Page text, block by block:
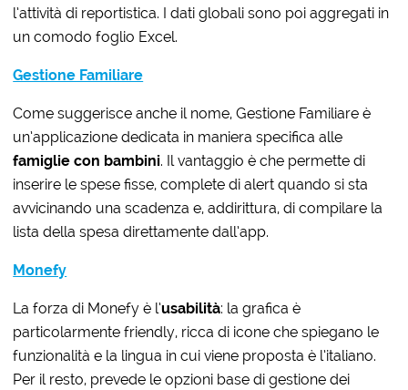
l’attività di reportistica. I dati globali sono poi aggregati in
un comodo foglio Excel.
Gestione Familiare
Come suggerisce anche il nome, Gestione Familiare è
un’applicazione dedicata in maniera specifica alle
famiglie con bambini. Il vantaggio è che permette di
inserire le spese fisse, complete di alert quando si sta
avvicinando una scadenza e, addirittura, di compilare la
lista della spesa direttamente dall’app.
Monefy
La forza di Monefy è l’usabilità: la grafica è
particolarmente friendly, ricca di icone che spiegano le
funzionalità e la lingua in cui viene proposta è l’italiano.
Per il resto, prevede le opzioni base di gestione dei